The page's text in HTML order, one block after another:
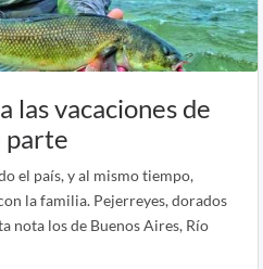
las vacaciones de
parte
el país, y al mismo tiempo,
la familia. Pejerreyes, dorados
nota los de Buenos Aires, Río